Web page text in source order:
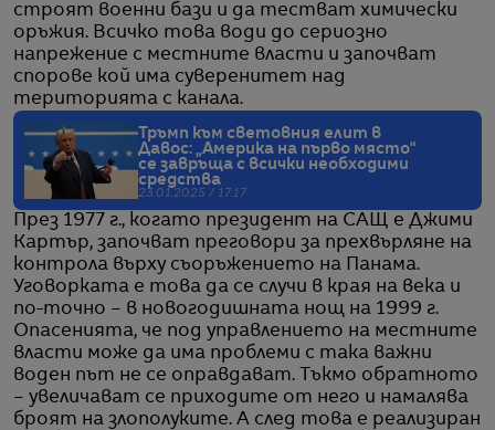
строят военни бази и да тестват химически
оръжия. Всичко това води до сериозно
напрежение с местните власти и започват
спорове кой има суверенитет над
територията с канала.
Тръмп към световния елит в
Давос: „Америка на първо място“
се завръща с всички необходими
средства
23.01.2025 / 17:17
През 1977 г., когато президент на САЩ е Джими
Картър, започват преговори за прехвърляне на
контрола върху съоръжението на Панама.
Уговорката е това да се случи в края на века и
по-точно – в новогодишната нощ на 1999 г.
Опасенията, че под управлението на местните
власти може да има проблеми с така важни
воден път не се оправдават. Тъкмо обратното
– увеличават се приходите от него и намалява
броят на злополуките. А след това е реализиран